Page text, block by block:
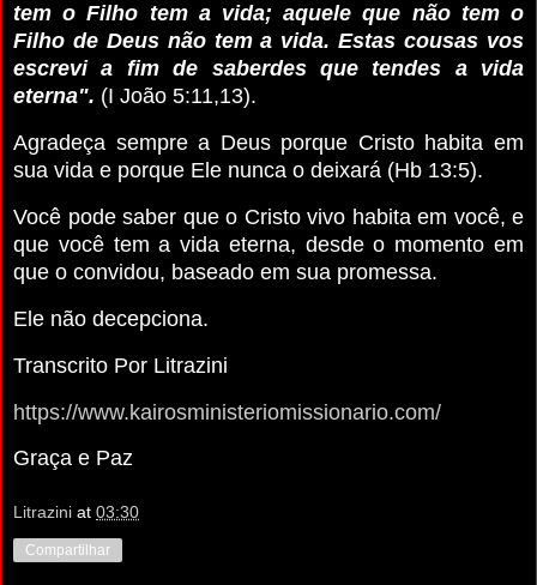
tem o Filho tem a vida; aquele que não tem o
Filho de Deus não tem a vida. Estas cousas vos
escrevi a fim de saberdes que tendes a vida
eterna". (I João 5:11,13).
Agradeça sempre a Deus porque Cristo habita em
sua vida e porque Ele nunca o deixará (Hb 13:5).
Você pode saber que o Cristo vivo habita em você, e
que você tem a vida eterna, desde o momento em
que o convidou, baseado em sua promessa.
Ele não decepciona.
Transcrito Por Litrazini
https://www.kairosministeriomissionario.com/
Graça e Paz
Litrazini at 03:30
Compartilhar